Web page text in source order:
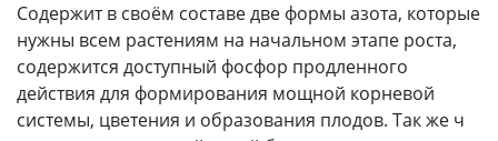
Содержит в своём составе две формы азота, которые
нужны всем растениям на начальном этапе роста,
содержится доступный фосфор продленного
действия для формирования мощной корневой
системы, цветения и образования плодов. Так же ч